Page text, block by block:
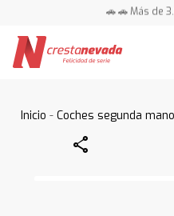
🚗 🚗 Más de
Inicio -Coches segunda mano
Share